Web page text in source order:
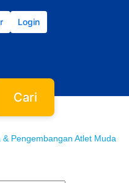
Login
Cari
Pengembangan Atlet Muda